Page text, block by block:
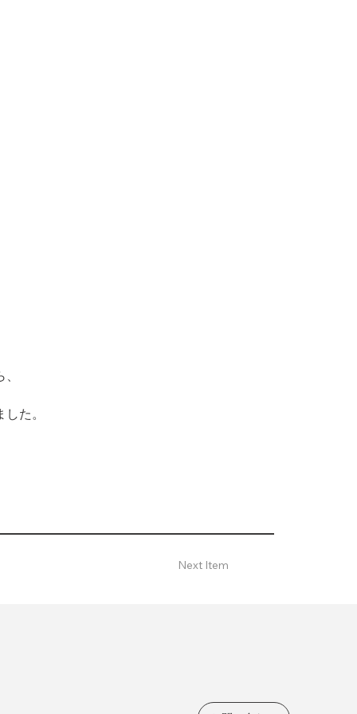
た。
Next Item